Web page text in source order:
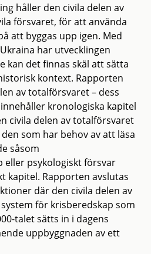
håller den civila delen av
försvaret, för att använda
att byggas upp igen. Med
har utvecklingen
kan det finnas skäl att sätta
kontext. Rapporten
av totalförsvaret – dess
kronologiska kapitel
civila delen av totalförsvaret
som har behov av att läsa
såsom
eller psykologiskt försvar
kapitel. Rapporten avslutas
där den civila delen av
för krisberedskap som
talet sätts in i dagens
uppbyggnaden av ett